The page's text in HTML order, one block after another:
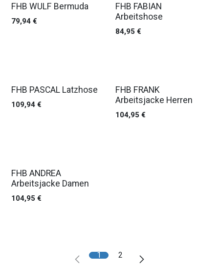
FHB WULF Bermuda
79,94€
FHB FABIAN
Arbeitshose
84,95€
FHB PASCAL Latzhose
109,94€
FHB FRANK
Arbeitsjacke Herren
104,95€
FHB ANDREA
Arbeitsjacke Damen
104,95€
1 2